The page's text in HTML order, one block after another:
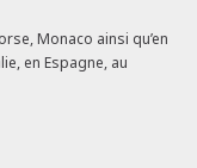
Monaco ainsi qu’en
en Espagne, au